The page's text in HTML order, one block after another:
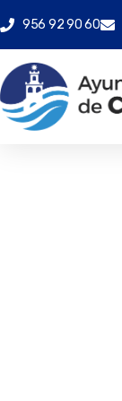
956 92 90 60